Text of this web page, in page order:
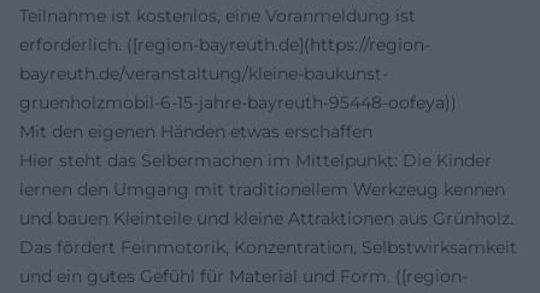
Teilnahme ist kostenlos, eine Voranmeldung ist
erforderlich. ([region-bayreuth.de](https://region-
bayreuth.de/veranstaltung/kleine-baukunst-
gruenholzmobil-6-15-jahre-bayreuth-95448-oofeya))
Mit den eigenen Händen etwas erschaffen
Hier steht das Selbermachen im Mittelpunkt: Die Kinder
lernen den Umgang mit traditionellem Werkzeug kennen
und bauen Kleinteile und kleine Attraktionen aus Grünholz.
Das fördert Feinmotorik, Konzentration, Selbstwirksamkeit
und ein gutes Gefühl für Material und Form. ([region-